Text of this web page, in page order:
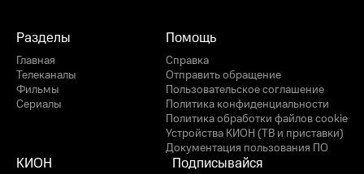
Разделы
Главная
Телеканалы
Фильмы
Сериалы
Помощь
Справка
Отправить обращение
Пользовательское соглашение
Политика конфиденциальности
Политика обработки файлов cookie
Устройства КИОН (ТВ и приставки)
Документация пользования ПО
КИОН Подписывайся